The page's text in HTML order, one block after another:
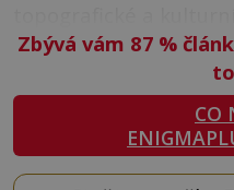
Zbývá vám 87 %
CO